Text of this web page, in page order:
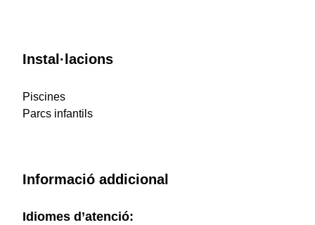
Instal·lacions
Piscines
Parcs infantils
Informació addicional
Idiomes d’atenció: